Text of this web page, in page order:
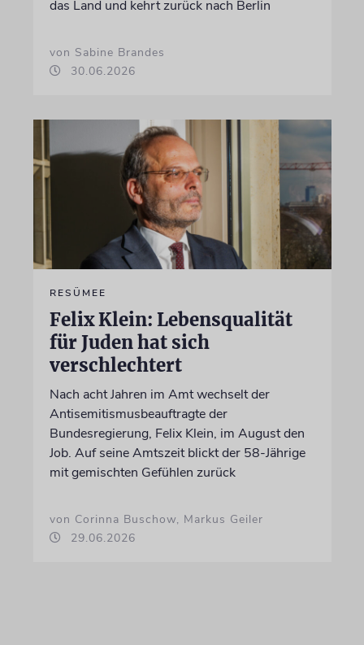
das Land und kehrt zurück nach Berlin
von Sabine Brandes
30.06.2026
RESÜMEE
Felix Klein: Lebensqualität
für Juden hat sich
verschlechtert
Nach acht Jahren im Amt wechselt der
Antisemitismusbeauftragte der
Bundesregierung, Felix Klein, im August den
Job. Auf seine Amtszeit blickt der 58-Jährige
mit gemischten Gefühlen zurück
von Corinna Buschow, Markus Geiler
29.06.2026